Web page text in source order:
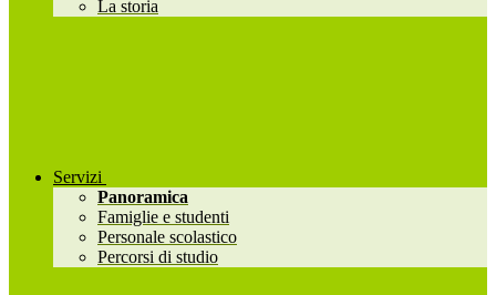
La storia
Servizi
Panoramica
Famiglie e studenti
Personale scolastico
Percorsi di studio